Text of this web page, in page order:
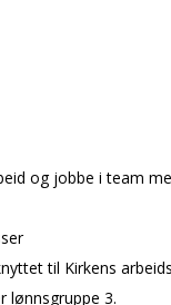
og jobbe i team
til Kirkens
lønnsgruppe 3.